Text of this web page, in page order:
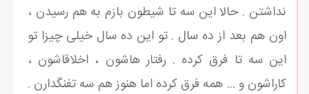
نداشتن . حالا این سه تا شیطون بازم به هم رسیدن ،
اون هم بعد از ده سال . تو این ده سال خیلی چیزا تو
این سه تا فرق کرده . رفتار هاشون ، اخلاقاشون ،
کاراشون و ... همه فرق کرده اما هنوز هم سه تفنگدارن .